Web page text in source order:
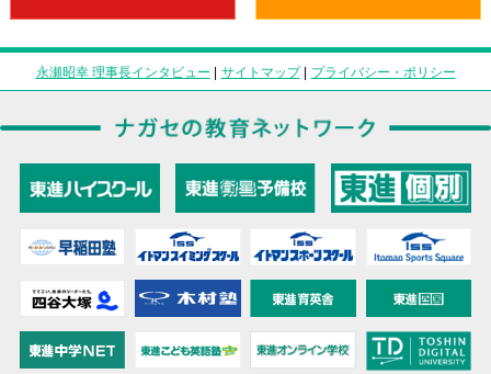
永瀬昭幸 理事長インタビュー | サイトマップ| プライバシー・ポリシー